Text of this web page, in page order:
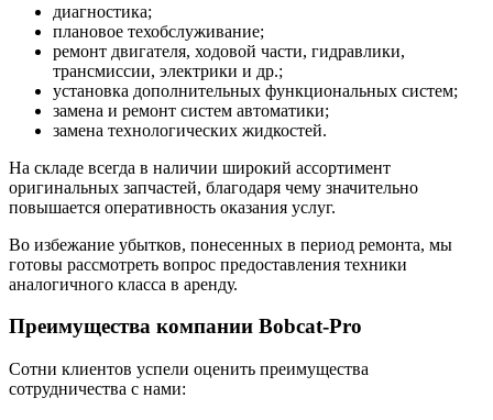
диагностика;
плановое техобслуживание;
ремонт двигателя, ходовой части, гидравлики,
трансмиссии, электрики и др.;
установка дополнительных функциональных систем;
замена и ремонт систем автоматики;
замена технологических жидкостей.
На складе всегда в наличии широкий ассортимент
оригинальных запчастей, благодаря чему значительно
повышается оперативность оказания услуг.
Во избежание убытков, понесенных в период ремонта, мы
готовы рассмотреть вопрос предоставления техники
аналогичного класса в аренду.
Преимущества компании Bobcat-Pro
Сотни клиентов успели оценить преимущества
сотрудничества с нами: